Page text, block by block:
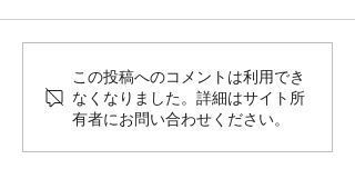
2020年最終営業日でした
この投稿へのコメントは利用でき
なくなりました。詳細はサイト所
有者にお問い合わせください。